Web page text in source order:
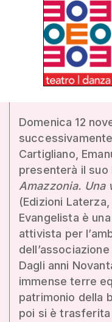
Domenica 12
Cartigliano,
presenterà il
Amazzonia.
(Edizioni
Evangelista è
attivista per
dell’associazione
Dagli anni
immense terre
patrimonio della
poi si è trasferita